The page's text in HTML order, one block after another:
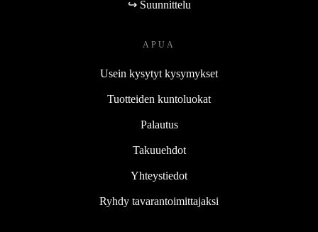
↪ Suunnittelu
APUA
Usein kysytyt kysymykset
Tuotteiden kuntoluokat
Palautus
Takuuehdot
Yhteystiedot
Ryhdy tavarantoimittajaksi